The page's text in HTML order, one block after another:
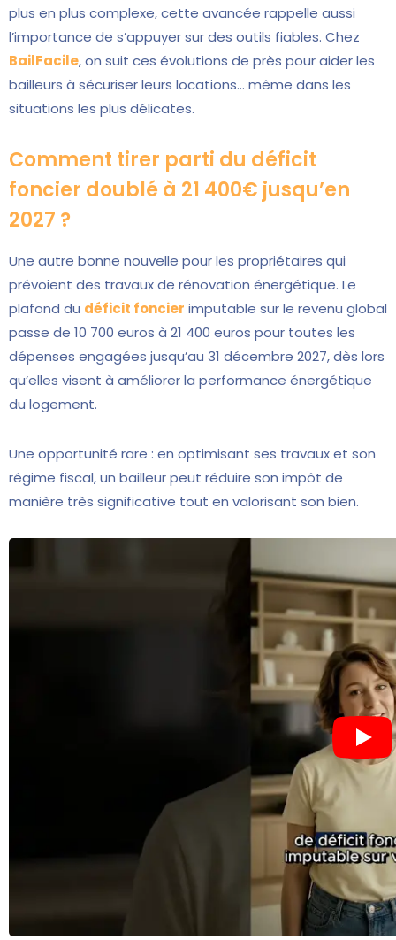
plus en plus complexe, cette avancée rappelle aussi
l’importance de s’appuyer sur des outils fiables. Chez
BailFacile, on suit ces évolutions de près pour aider les
bailleurs à sécuriser leurs locations… même dans les
situations les plus délicates.
Comment tirer parti du déficit
foncier doublé à 21 400€ jusqu’en
2027 ?
Une autre bonne nouvelle pour les propriétaires qui
prévoient des travaux de rénovation énergétique. Le
plafond du déficit foncier imputable sur le revenu global
passe de 10 700 euros à 21 400 euros pour toutes les
dépenses engagées jusqu’au 31 décembre 2027, dès lors
qu’elles visent à améliorer la performance énergétique
du logement.
Une opportunité rare : en optimisant ses travaux et son
régime fiscal, un bailleur peut réduire son impôt de
manière très significative tout en valorisant son bien.